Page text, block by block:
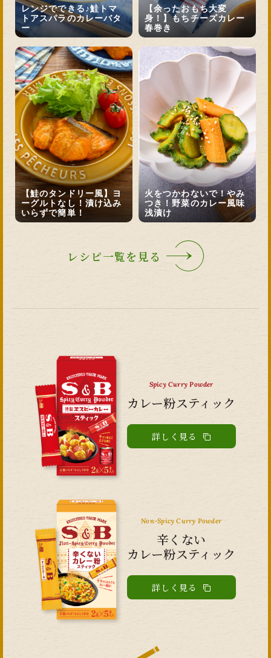
レンジでできる♪鮭トマ
トアスパラのカレーバタ
ー
【余ったおもち大変
身！】もちチーズカレー
春巻き
【鮭のタンドリー風】ヨ
ーグルトなし！漬け込み
いらずで簡単！
火をつかわないで！やみ
つき！野菜のカレー風味
浅漬け
レシピ一覧を見る
Spicy Curry Powder
カレー粉スティック
詳しく見る
Non-Spicy Curry Powder
辛くない
カレー粉スティック
詳しく見る